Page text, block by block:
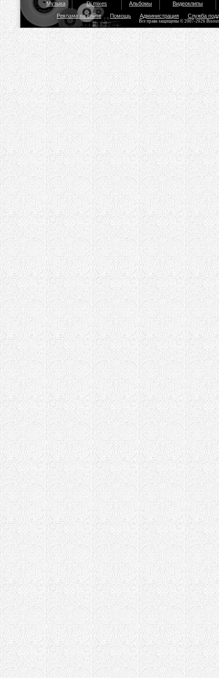
Музыка Dj mixes Альбомы Видеоклипы
Реклама на сайте Помощь Администрация Служба
Все права защищены © 2007-2026